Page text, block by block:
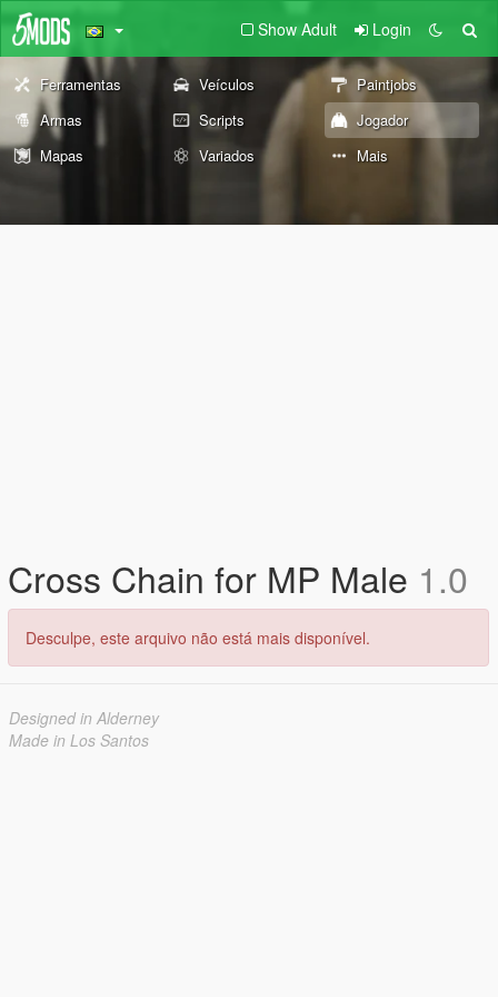
Show Adult Login
Ferramentas Veículos
Paintjobs
Armas
Scripts
Jogador
Mapas
Variados Mais
Cross Chain for MP Male 1.0
Desculpe, este arquivo não está mais disponível.
Designed in Alderney
Made in Los Santos